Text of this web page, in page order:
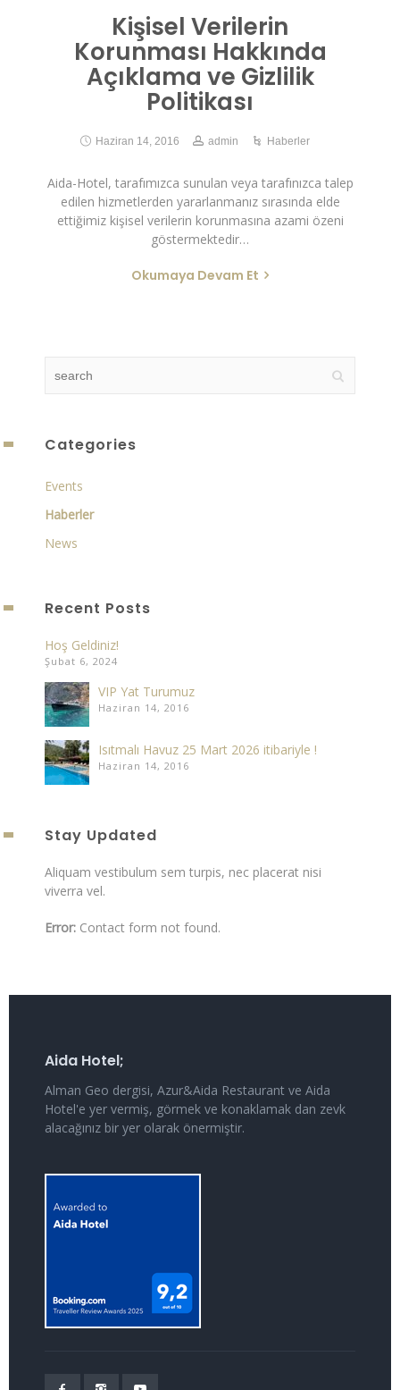
Kişisel Verilerin
Korunması Hakkında
Açıklama ve Gizlilik
Politikası
Haziran 14, 2016 admin Haberler
Aida-Hotel, tarafımızca sunulan veya tarafınızca talep
edilen hizmetlerden yararlanmanız sırasında elde
ettiğimiz kişisel verilerin korunmasına azami özeni
göstermektedir…
Okumaya Devam Et
Categories
Events
Haberler
News
Recent Posts
Hoş Geldiniz!
Şubat 6, 2024
VIP Yat Turumuz
Haziran 14, 2016
Isıtmalı Havuz 25 Mart 2026 itibariyle !
Haziran 14, 2016
Stay Updated
Aliquam vestibulum sem turpis, nec placerat nisi
viverra vel.
Error: Contact form not found.
Aida Hotel;
Alman Geo dergisi, Azur&Aida Restaurant ve Aida
Hotel'e yer vermiş, görmek ve konaklamak dan zevk
alacağınız bir yer olarak önermiştir.